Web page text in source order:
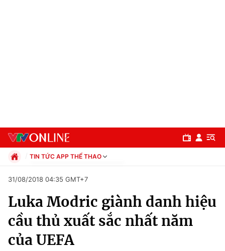
Chuyên mục
Chính trị
TIN TỨC APP THỂ THAO
Xã hội
Pháp luật
Thể thao
Truyền hình
31/08/2018 04:35 GMT+7
Luka Modric giành danh hiệu
cầu thủ xuất sắc nhất năm
của UEFA